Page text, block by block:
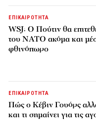
ΕΠΙΚΑΙΡΟΤΗΤΑ
WSJ: Ο Πούτιν θα
του ΝΑΤΟ ακόμα και
φθινόπωρο
ΕΠΙΚΑΙΡΟΤΗΤΑ
Πώς ο Κέβιν Γουόρς
και τι σημαίνει για τις